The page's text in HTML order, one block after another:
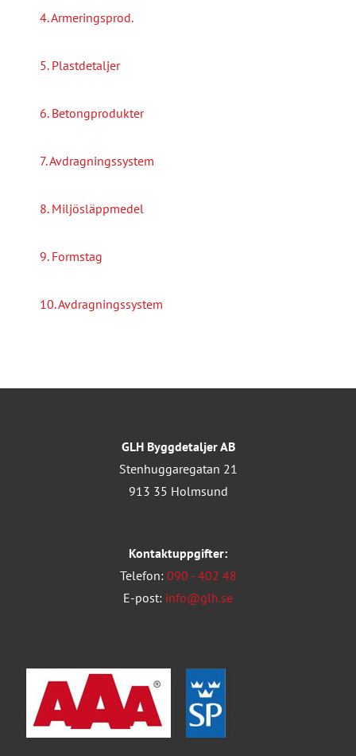
4. Armeringsprod.
5. Plastdetaljer
6. Betongprodukter
7. Avdragningssystem
8. Miljösläppmedel
9. Formstag
10. Avdragningssystem
GLH Byggdetaljer AB
Stenhuggaregatan 21
913 35 Holmsund
Kontaktuppgifter:
Telefon: 090 - 402 48
E-post: info@glh.se